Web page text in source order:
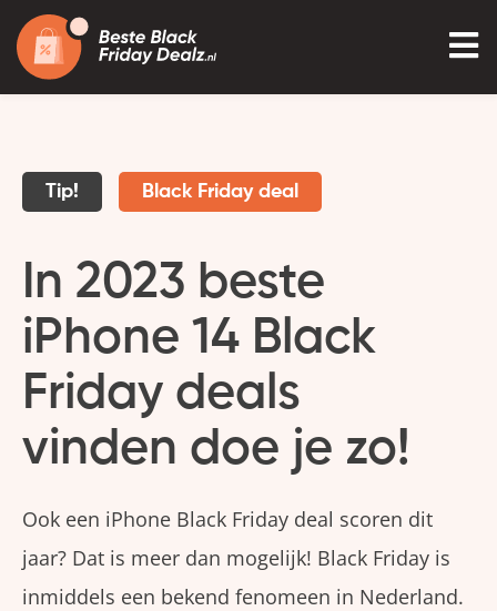
Tip! Black Friday deal
In 2023 beste
iPhone 14 Black
Friday deals
vinden doe je zo!
Ook een iPhone Black Friday deal scoren dit
jaar? Dat is meer dan mogelijk! Black Friday is
inmiddels een bekend fenomeen in Nederland.